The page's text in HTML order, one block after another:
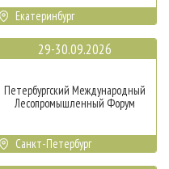
Екатеринбург
29-30.09.2026
Петербургский Международный
Лесопромышленный Форум
Санкт-Петербург